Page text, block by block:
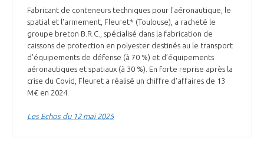
Fabricant de conteneurs techniques pour l'aéronautique, le
spatial et l'armement, Fleuret* (Toulouse), a racheté le
groupe breton B.R.C., spécialisé dans la fabrication de
caissons de protection en polyester destinés au le transport
d'équipements de défense (à 70 %) et d’équipements
aéronautiques et spatiaux (à 30 %). En forte reprise après la
crise du Covid, Fleuret a réalisé un chiffre d'affaires de 13
M€ en 2024.
Les Echos du 12 mai 2025